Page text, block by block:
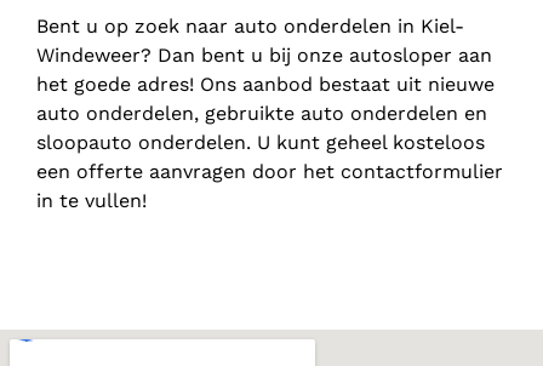
Bent u op zoek naar auto onderdelen in Kiel-
Windeweer? Dan bent u bij onze autosloper aan
het goede adres! Ons aanbod bestaat uit nieuwe
auto onderdelen, gebruikte auto onderdelen en
sloopauto onderdelen. U kunt geheel kosteloos
een offerte aanvragen door het contactformulier
in te vullen!